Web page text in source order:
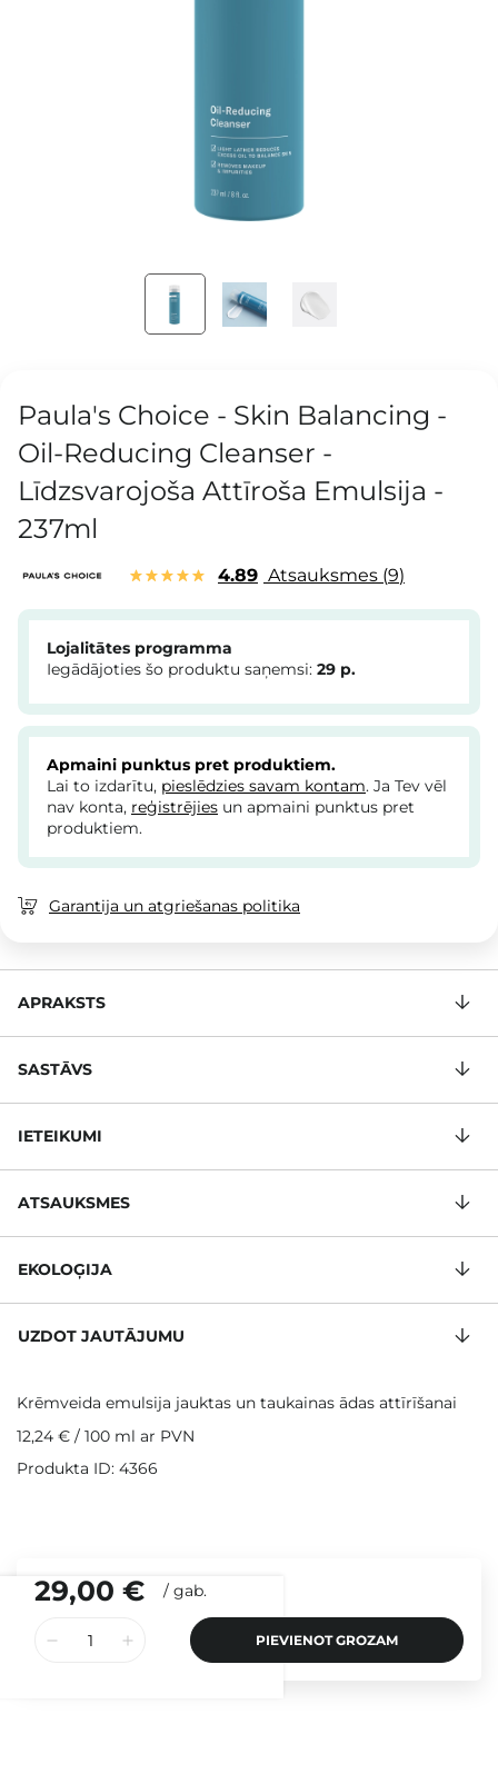
Paula's Choice - Skin Balancing -
Oil-Reducing Cleanser -
Līdzsvarojoša Attīroša Emulsija -
237ml
4.89 Atsauksmes 9
29,00 € / gab.
PIEVIENOT GROZAM
Lojalitātes programma
Iegādājoties šo produktu saņemsi: 29 p.
Apmaini punktus pret produktiem.
Lai to izdarītu, pieslēdzies savam kontam. Ja Tev vēl
nav konta, reģistrējies un apmaini punktus pret
produktiem.
Garantija un atgriešanas politika
APRAKSTS
SASTĀVS
IETEIKUMI
ATSAUKSMES
EKOLOĢIJA
UZDOT JAUTĀJUMU
Krēmveida emulsija jauktas un taukainas ādas attīrīšanai
12,24 € / 100 ml ar PVN
Produkta ID: 4366